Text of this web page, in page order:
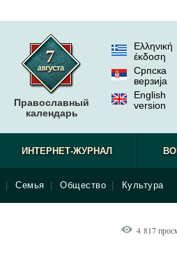
Православный
календарь
Ελληνική
έκδοση
Српска
верзиjа
English
version
ИНТЕРНЕТ-ЖУРНАЛ
Семья Общество Культура
4 817